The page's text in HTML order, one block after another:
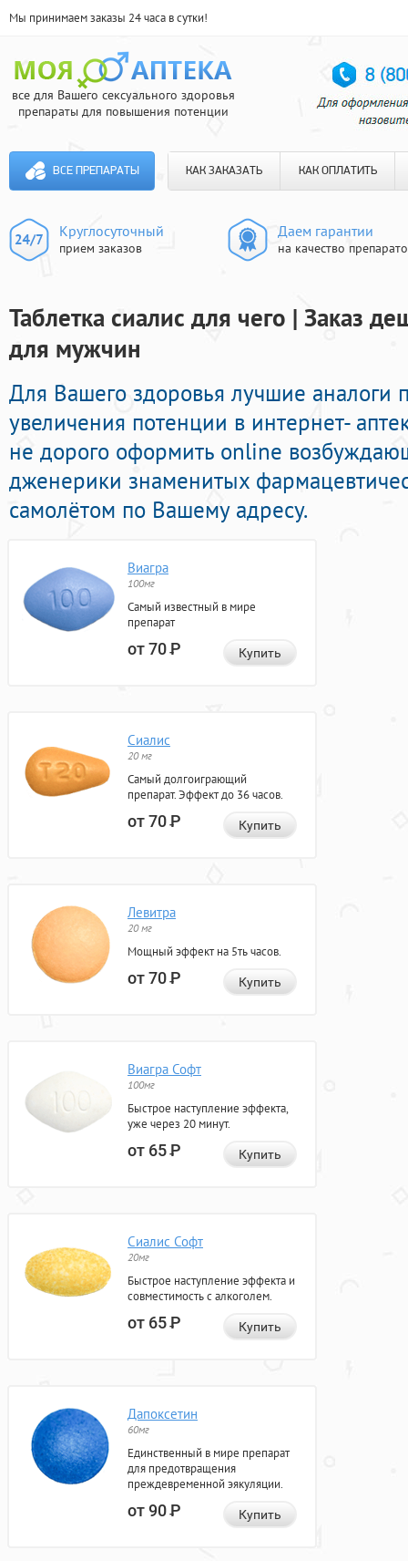
Мы принимаем заказы 24 часа в сутки!
все для Вашего сексуального здоровья
препараты для повышения потенции
ВСЕ ПРЕПАРАТЫ КАК ЗАКАЗАТЬ КАК ОПЛАТИТЬ
Круглосуточный
прием заказов
Даем гарантии
на качество
Таблетка сиалис для чего | Заказ
для мужчин
Для Вашего здоровья лучшие аналоги
увеличения потенции в интернет-
не дорого оформить online
дженерики знаменитых
самолётом по Вашему адресу.
Виагра
100мг
Самый известный в мире
препарат
от 70Р Купить
Сиалис
20 мг
Самый долгоиграющий
препарат. Эффект до 36 часов.
от 70Р Купить
Левитра
20 мг
Мощный эффект на 5ть часов.
от 70Р Купить
Виагра Софт
100мг
Быстрое наступление эффекта,
уже через 20 минут.
от 65Р Купить
Сиалис Софт
20мг
Быстрое наступление эффекта и
совместимость с алкоголем.
от 65Р Купить
Дапоксетин
60мг
Единственный в мире препарат
для предотвращения
преждевременной эякуляции.
от 90Р Купить